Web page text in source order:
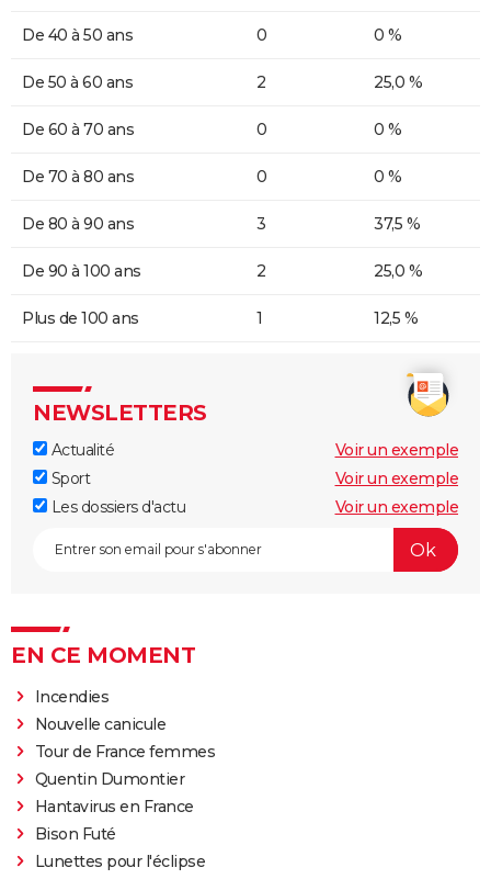
De 40 à 50 ans 0 0 %
De 50 à 60 ans 2 25,0 %
De 60 à 70 ans 0 0 %
De 70 à 80 ans 0 0 %
De 80 à 90 ans 3 37,5 %
De 90 à 100 ans 2 25,0 %
Plus de 100 ans 1 12,5 %
NEWSLETTERS
Actualité
Voir un exemple
Sport
Voir un exemple
Les dossiers d'actu
Voir un exemple
EN CE MOMENT
Incendies
Nouvelle canicule
Tour de France femmes
Quentin Dumontier
Hantavirus en France
Bison Futé
Lunettes pour l'éclipse